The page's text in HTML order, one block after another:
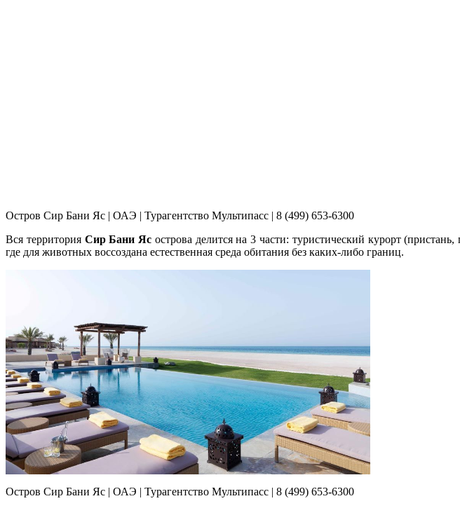
Остров Сир Бани Яс | ОАЭ | Турагентство Мультипасс | 8 (499) 653-6300
Вся территория Сир Бани Яс острова делится на 3 части: туристический курорт
где для животных воссоздана естественная среда обитания без каких-либо границ.
Остров Сир Бани Яс | ОАЭ | Турагентство Мультипасс | 8 (499) 653-6300